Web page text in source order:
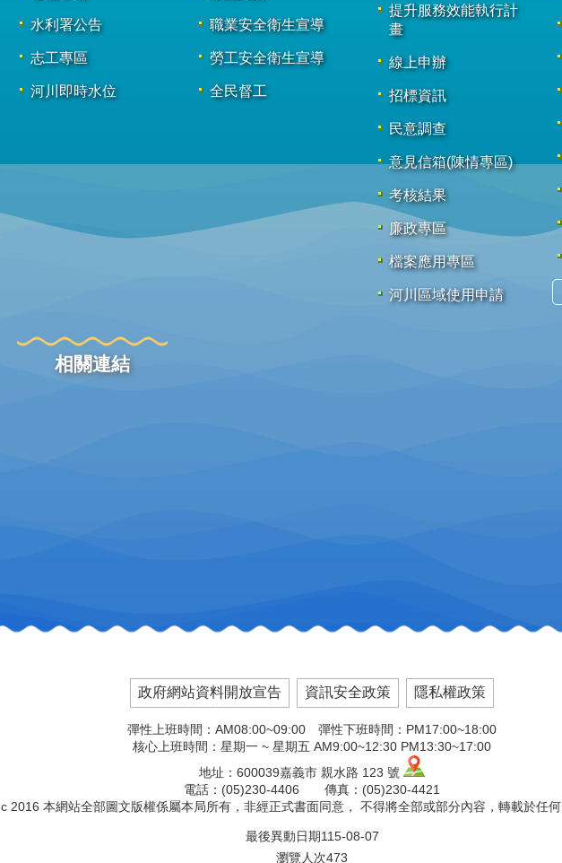
水利署公告
志工專區
河川即時水位
職業安全衛生宣導
勞工安全衛生宣導
全民督工
提升服務效能執行計
畫
線上申辦
招標資訊
民意調查
意見信箱(陳情專區)
考核結果
廉政專區
檔案應用專區
河川區域使用申請
相關連結
政府網站資料開放宣告 資訊安全政策 隱私權政策
彈性上班時間：AM08:00~09:00 彈性下班時間：PM17:00~18:00
核心上班時間：星期一 ~ 星期五 AM9:00~12:30 PM13:30~17:00
地址：600039嘉義市 親水路 123 號
電話：(05)230-4406 傳真：(05)230-4421
c 2016 本網站全部圖文版權係屬本局所有，非經正式書面同意， 不得將全部或部分內容，轉載於任
最後異動日期115-08-07
瀏覽人次473